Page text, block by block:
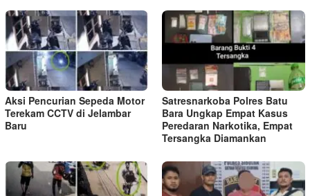
Aksi Pencurian Sepeda Motor
Terekam CCTV di Jelambar
Baru
Satresnarkoba Polres Batu
Bara Ungkap Empat Kasus
Peredaran Narkotika, Empat
Tersangka Diamankan